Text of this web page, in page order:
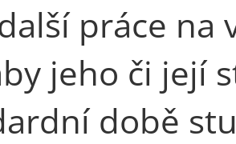
práce na
jeho či její
době